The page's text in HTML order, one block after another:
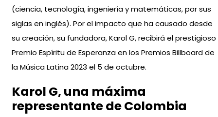
(ciencia, tecnología, ingeniería y matemáticas, por sus
siglas en inglés). Por el impacto que ha causado desde
su creación, su fundadora, Karol G, recibirá el prestigioso
Premio Espíritu de Esperanza en los Premios Billboard de
la Música Latina 2023 el 5 de octubre.
Karol G, una máxima
representante de Colombia